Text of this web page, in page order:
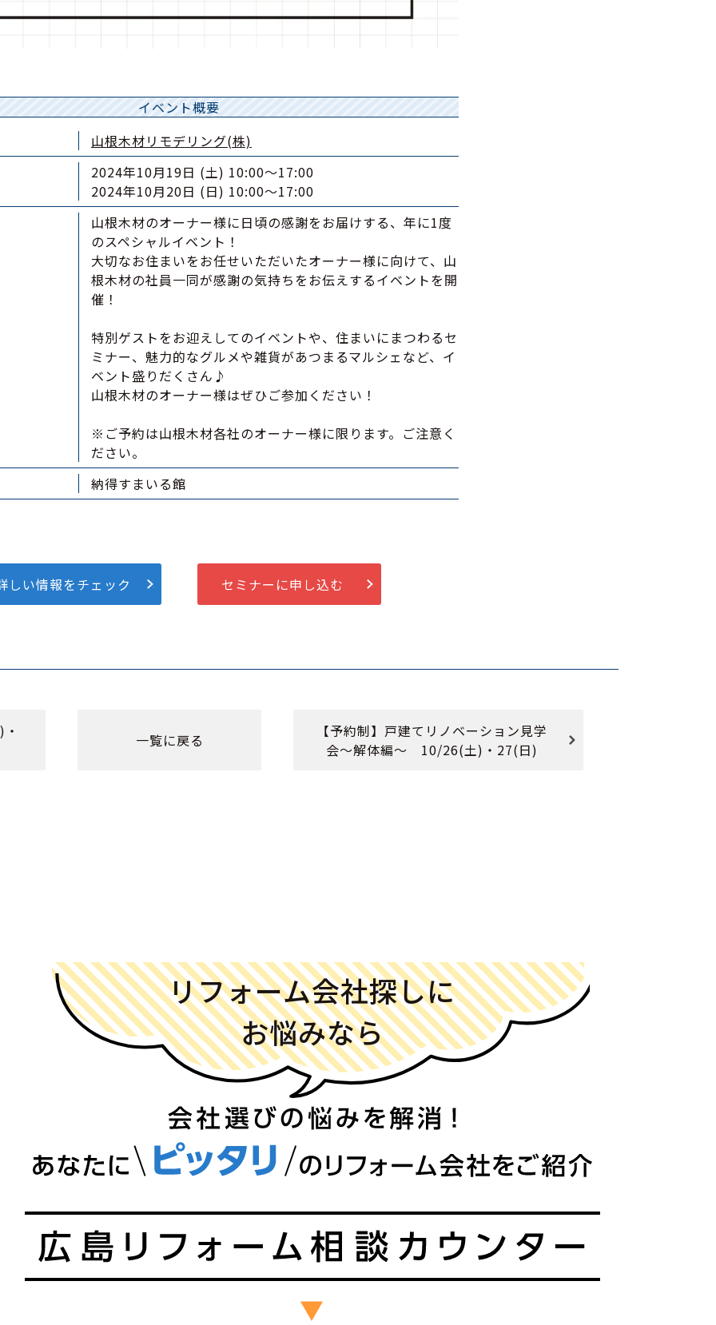
イベント概要
山根木材リモデリング(株)
2024年10月19日 (土) 10:00〜17:00
2024年10月20日 (日) 10:00〜17:00
山根木材のオーナー様に日頃の感謝をお届けする、年に1度
のスペシャルイベント！
大切なお住まいをお任せいただいたオーナー様に向けて、山
根木材の社員一同が感謝の気持ちをお伝えするイベントを開
催！
特別ゲストをお迎えしてのイベントや、住まいにまつわるセ
ミナー、魅力的なグルメや雑貨があつまるマルシェなど、イ
ベント盛りだくさん♪
山根木材のオーナー様はぜひご参加ください！
※ご予約は山根木材各社のオーナー様に限ります。ご注意く
ださい。
納得すまいる館
しい情報をチェック セミナーに申し込む
一覧に戻る
【予約制】戸建てリノベーション見学
会〜解体編〜 10/26(土)・27(日)
リフォーム会社探しに
お悩みなら